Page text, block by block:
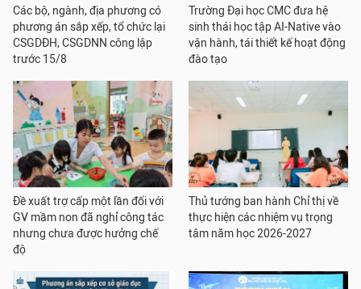
Các bộ, ngành, địa phương có
phương án sắp xếp, tổ chức lại
CSGDĐH, CSGDNN công lập
trước 15/8
Trường Đại học CMC đưa hệ
sinh thái học tập AI-Native vào
vận hành, tái thiết kế hoạt động
đào tạo
Đề xuất trợ cấp một lần đối với
GV mầm non đã nghỉ công tác
nhưng chưa được hưởng chế
độ
Thủ tướng ban hành Chỉ thị về
thực hiện các nhiệm vụ trọng
tâm năm học 2026-2027